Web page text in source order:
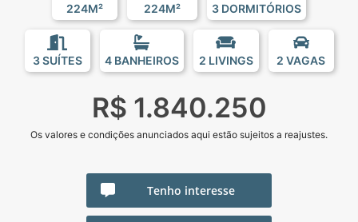
224M² 224M² 3 DORMITÓRIOS
3 SUÍTES 4 BANHEIROS 2 LIVINGS 2 VAGAS
R$ 1.840.250
Os valores e condições anunciados aqui estão sujeitos a reajustes.
Tenho interesse